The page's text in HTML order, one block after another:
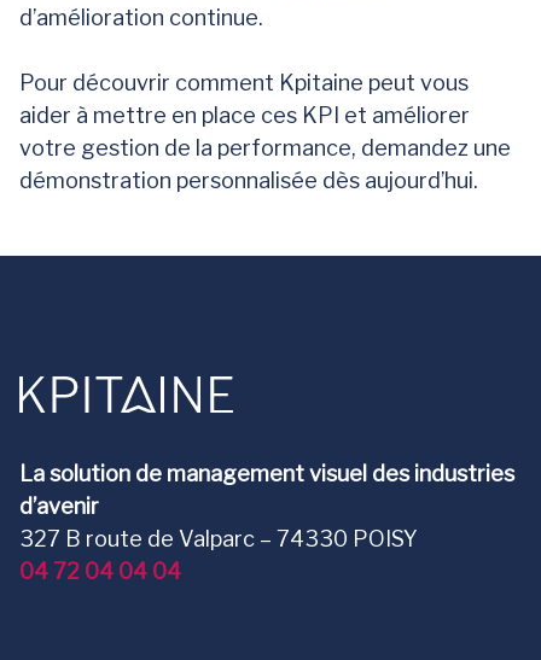
d’amélioration continue.
Pour découvrir comment Kpitaine peut vous
aider à mettre en place ces KPI et améliorer
votre gestion de la performance, demandez une
démonstration personnalisée dès aujourd’hui.
La solution de management visuel des industries
d’avenir
327 B route de Valparc – 74330 POISY
04 72 04 04 04